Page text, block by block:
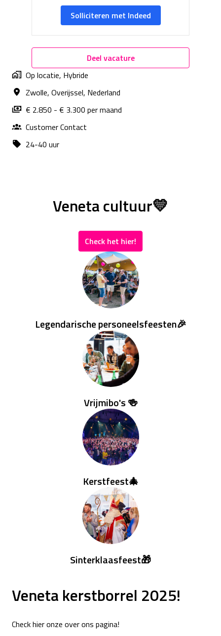
Solliciteren met Indeed
Deel vacature
Op locatie, Hybride
Zwolle, Overijssel, Nederland
€ 2.850 - € 3.300 per maand
Customer Contact
24-40 uur
Veneta cultuur💛
Check het hier!
Legendarische personeelsfeesten🎉
Vrijmibo's 🍻
Kerstfeest🎄
Sinterklaasfeest🎁
Veneta kerstborrel 2025!
Check hier onze over ons pagina!